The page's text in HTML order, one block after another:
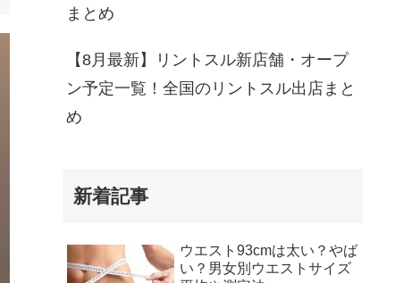
まとめ
【8月最新】リントスル新店舗・オープ
ン予定一覧！全国のリントスル出店まと
め
新着記事
ウエスト93cmは太い？やば
い？男女別ウエストサイズ